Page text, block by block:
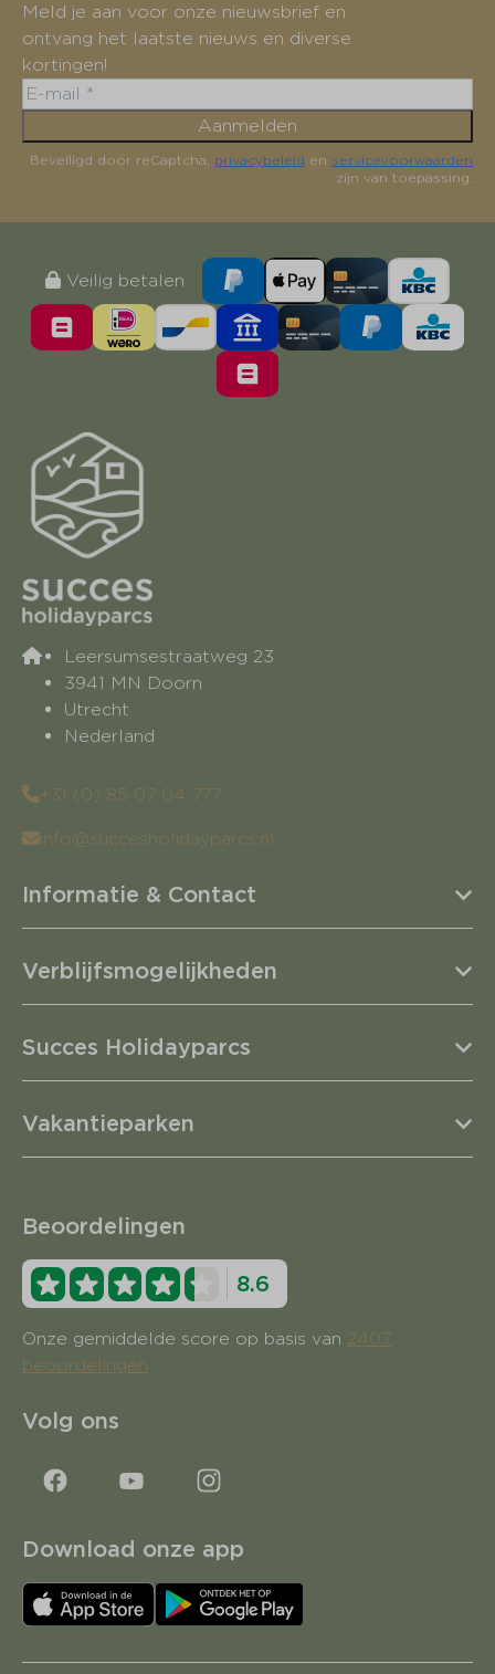
Meld je aan voor onze nieuwsbrief en
ontvang het laatste nieuws en diverse
kortingen!
Aanmelden
Beveiligd door reCaptcha, privacybeleid en servicevoorwaarden
zijn van toepassing.
Veilig betalen
Leersumsestraatweg 23
3941 MN Doorn
Utrecht
Nederland
+31 (0) 85 07 04 777
info@succesholidayparcs.nl
Informatie & Contact
Verblijfsmogelijkheden
Succes Holidayparcs
Vakantieparken
Beoordelingen
8.6
Onze gemiddelde score op basis van 2407
beoordelingen
Volg ons
Download onze app